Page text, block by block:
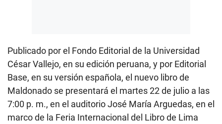
Publicado por el Fondo Editorial de la Universidad
César Vallejo, en su edición peruana, y por Editorial
Base, en su versión española, el nuevo libro de
Maldonado se presentará el martes 22 de julio a las
7:00 p. m., en el auditorio José María Arguedas, en el
marco de la Feria Internacional del Libro de Lima